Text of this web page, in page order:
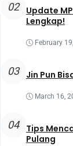
02
Update
Lengkap!
February
03 Jin Pun
March 16,
04
Tips
Pulang